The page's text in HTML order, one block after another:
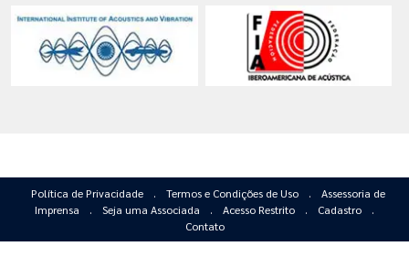
Política de Privacidade . Termos e Condições de Uso .
Assessoria de
Imprensa
. Seja uma Associada . Acesso Restrito . Cadastro
.
Contato